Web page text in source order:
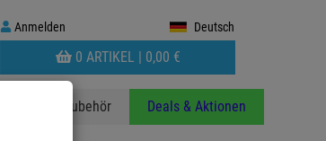
Anmelden
Anmelden Deutsch
WARENKORB
AUFKLAPPEN
0 ARTIKEL | 0,00 €
Zubehör Deals & Aktionen